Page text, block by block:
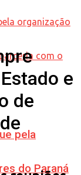
pela
do Paraná
e
de